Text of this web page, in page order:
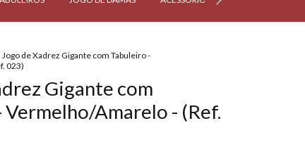
Jogo de Xadrez Gigante com Tabuleiro -
023)
Gigante com
Amarelo - (Ref.